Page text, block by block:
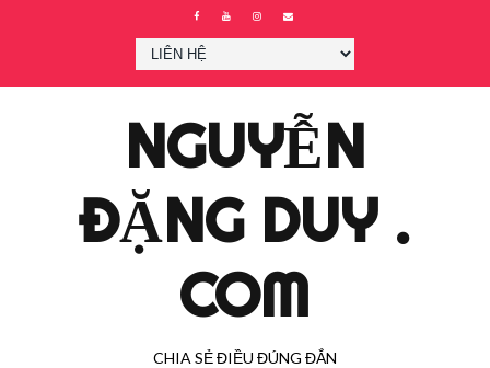
NGUYỄN
ĐẶNG DUY .
COM
CHIA SẺ ĐIỀU ĐÚNG ĐẮN